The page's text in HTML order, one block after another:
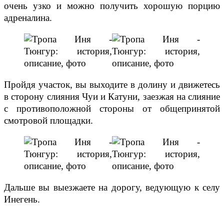
очень узко и можно получить хорошую порцию
адреналина.
Пройдя участок, вы выходите в долину и движетесь
в сторону слияния Чуи и Катуни, заезжая на слияние
с противоположной стороны от общепринятой
смотровой площадки.
Дальше вы выезжаете на дорогу, ведующую к селу
Инегень.